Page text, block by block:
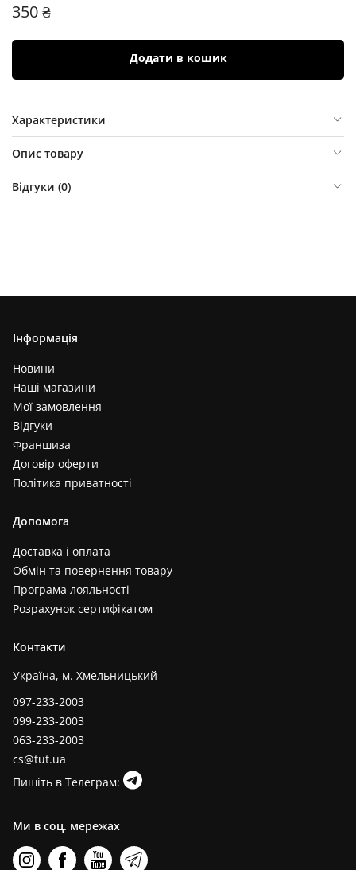
350 ₴
Додати в кошик
Характеристики
Опис товару
Відгуки (0)
Інформація
Новини
Наші магазини
Мої замовлення
Відгуки
Франшиза
Договір оферти
Політика приватності
Допомога
Доставка і оплата
Обмін та повернення товару
Програма лояльності
Розрахунок сертифікатом
Контакти
Україна, м. Хмельницький
097-233-2003
099-233-2003
063-233-2003
cs@tut.ua
Пишіть в Телеграм:
Ми в соц. мережах